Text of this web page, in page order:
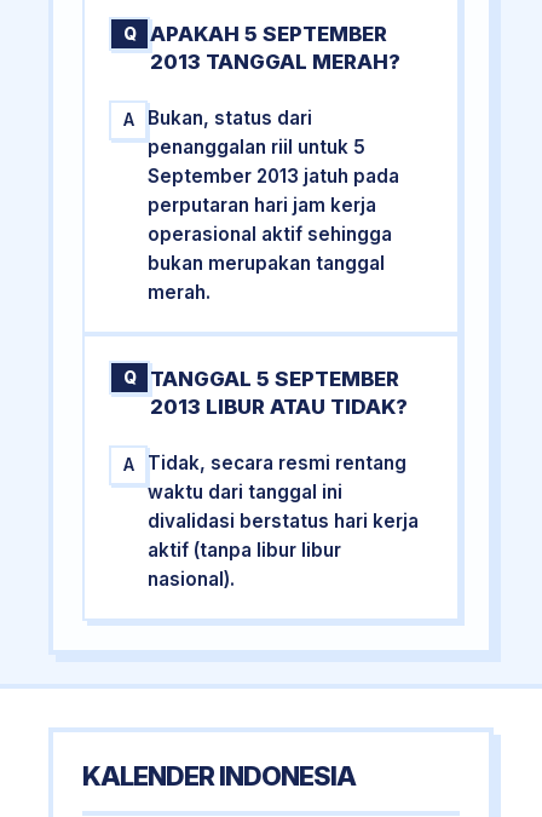
Q
APAKAH 5 SEPTEMBER
2013 TANGGAL MERAH?
A
Bukan, status dari
penanggalan riil untuk 5
September 2013 jatuh pada
perputaran hari jam kerja
operasional aktif sehingga
bukan merupakan tanggal
merah.
Q
TANGGAL 5 SEPTEMBER
2013 LIBUR ATAU TIDAK?
A
Tidak, secara resmi rentang
waktu dari tanggal ini
divalidasi berstatus hari kerja
aktif (tanpa libur libur
nasional).
KALENDER INDONESIA